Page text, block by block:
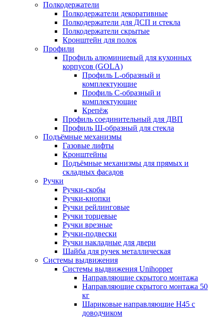
Полкодержатели
Полкодержатели декоративные
Полкодержатели для ДСП и стекла
Полкодержатели скрытые
Кронштейн для полок
Профили
Профиль алюминиевый для кухонных
корпусов (GOLA)
Профиль L-образный и
комплектующие
Профиль C-образный и
комплектующие
Крепёж
Профиль соединительный для ДВП
Профиль Ш-образный для стекла
Подъёмные механизмы
Газовые лифты
Кронштейны
Подъёмные механизмы для прямых и
складных фасадов
Ручки
Ручки-скобы
Ручки-кнопки
Ручки рейлинговые
Ручки торцевые
Ручки врезные
Ручки-подвески
Ручки накладные для двери
Шайба для ручек металлическая
Системы выдвижения
Системы выдвижения Unihopper
Направляющие скрытого монтажа
Направляющие скрытого монтажа 50
кг
Шариковые направляющие H45 с
доводчиком